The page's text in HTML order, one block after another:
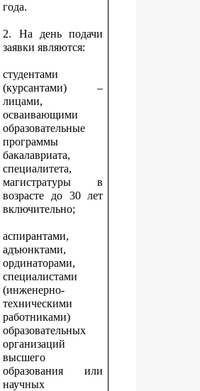
года.
2. На день подачи
заявки являются:
студентами
(курсантами) –
лицами,
осваивающими
образовательные
программы
бакалавриата,
специалитета,
магистратуры в
возрасте до 30 лет
включительно;
аспирантами,
адъюнктами,
ординаторами,
специалистами
(инженерно-
техническими
работниками)
образовательных
организаций
высшего
образования или
научных